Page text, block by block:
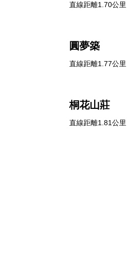
直線距離1.70公里
圓夢築
直線距離1.77公里
桐花山莊
直線距離1.81公里